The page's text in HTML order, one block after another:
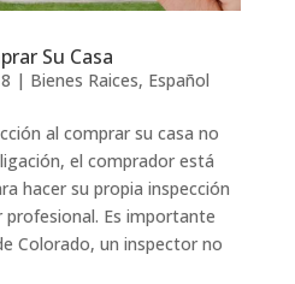
Su Casa
| Bienes Raices, Español
al comprar su casa no
el comprador está
hacer su propia inspección
Es importante
Colorado, un inspector no